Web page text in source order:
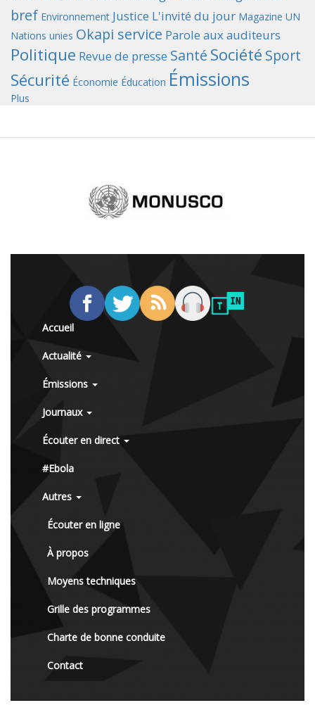
bref Environnement Justice L'invité du jour Magazine UN
Nations unies Okapi service Parole aux auditeurs
Politique Revue de presse Santé Société Sport
Sécurité Économie Éducation Émissions
Plus
Accueil
Actualité
Émissions
Journaux
Écouter en direct
#Ebola
Autres
Écouter en ligne
À propos
Moyens techniques
Grille des programmes
Charte de bonne conduite
Contact